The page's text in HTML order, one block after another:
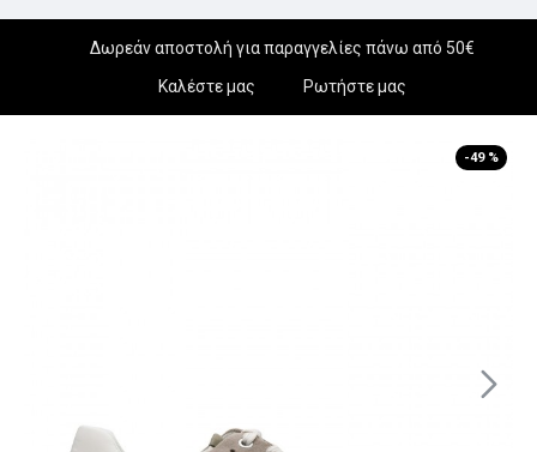
Δωρεάν αποστολή για παραγγελίες πάνω από 50€
Καλέστε μας
Ρωτήστε μας
-49 %